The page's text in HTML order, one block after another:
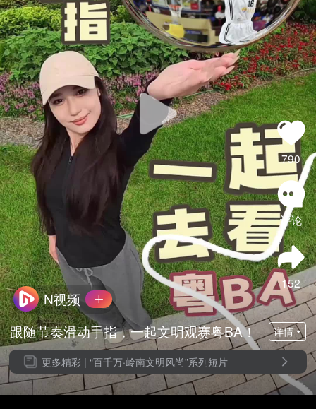
790
评论
152
N视频
跟随节奏滑动手指，一起文明观赛粤BA！
详情
更多精彩 | “百千万·岭南文明风尚”系列短片